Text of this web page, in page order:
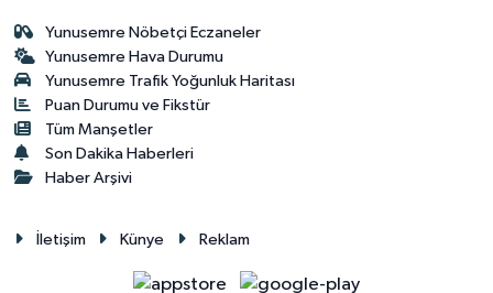
Yunusemre Nöbetçi Eczaneler
Yunusemre Hava Durumu
Yunusemre Trafik Yoğunluk Haritası
Puan Durumu ve Fikstür
Tüm Manşetler
Son Dakika Haberleri
Haber Arşivi
İletişim Künye Reklam